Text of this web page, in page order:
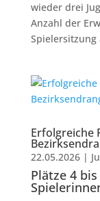
wieder drei
Anzahl der
Spielersitzung
Erfolgreiche
22.05.2026|
Plätze 4